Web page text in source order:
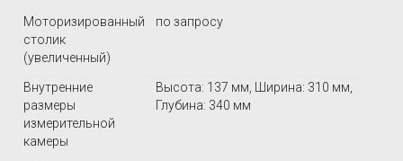
Моторизированный
столик
(увеличенный)
по запросу
Внутренние
размеры
измерительной
камеры
Высота: 137 мм, Ширина: 310 мм,
Глубина: 340 мм